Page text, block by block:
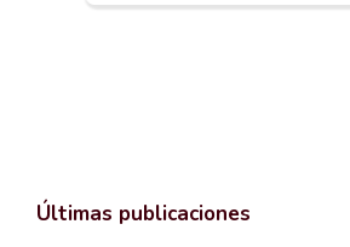
Últimas publicaciones